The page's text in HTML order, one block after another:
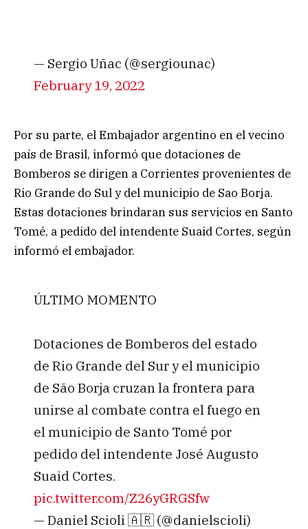
— Sergio Uñac (@sergiounac)
February 19, 2022
Por su parte, el Embajador argentino en el vecino
país de Brasil, informó que dotaciones de
Bomberos se dirigen a Corrientes provenientes de
Rio Grande do Sul y del municipio de Sao Borja.
Estas dotaciones brindaran sus servicios en Santo
Tomé, a pedido del intendente Suaid Cortes, según
informó el embajador.
ÚLTIMO MOMENTO
Dotaciones de Bomberos del estado
de Rio Grande del Sur y el municipio
de São Borja cruzan la frontera para
unirse al combate contra el fuego en
el municipio de Santo Tomé por
pedido del intendente José Augusto
Suaid Cortes.
pic.twitter.com/Z26yGRGSfw
— Daniel Scioli 🇦🇷 (@danielscioli)